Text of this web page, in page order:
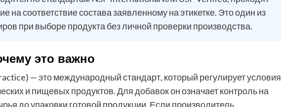
на соответствие состава заявленному на этикетке. Это один из
при выборе продукта без личной проверки производства.
это важно
— это международный стандарт, который регулирует условия
и пищевых продуктов. Для добавок он означает контроль на
до упаковки готовой продукции. Если производитель